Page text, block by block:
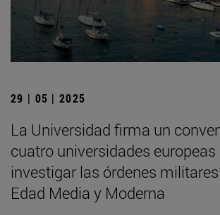
29 | 05 | 2025
La Universidad firma un
cuatro universidades europeas
investigar las órdenes
Edad Media y Moderna